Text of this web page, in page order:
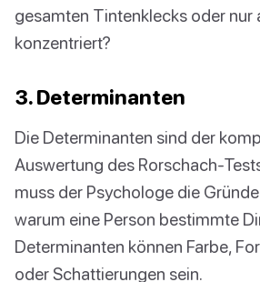
gesamten Tintenklecks oder nur
konzentriert?
3. Determinanten
Die Determinanten sind der
Auswertung des Rorschach-
muss der Psychologe die
warum eine Person bestimmte
Determinanten können Farbe,
oder Schattierungen sein.